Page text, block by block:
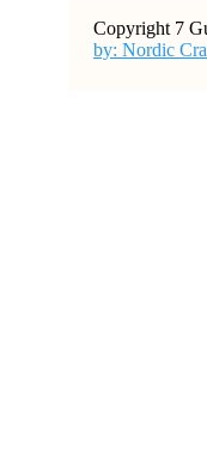
Copyright 7
by: Nordic